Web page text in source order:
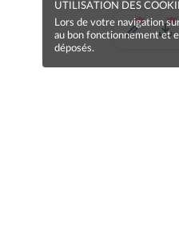
UTILISATION DES
Lors de votre navigation
au bon fonctionnement et
déposés.